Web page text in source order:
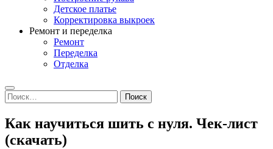
Детское платье
Корректировка выкроек
Ремонт и переделка
Ремонт
Переделка
Отделка
Search
Найти:
Как научиться шить с нуля. Чек-лист
(скачать)